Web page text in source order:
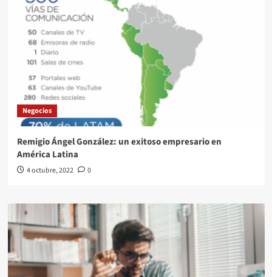
Negocios
Remigio Ángel González: un exitoso empresario en
América Latina
4 octubre, 2022 0